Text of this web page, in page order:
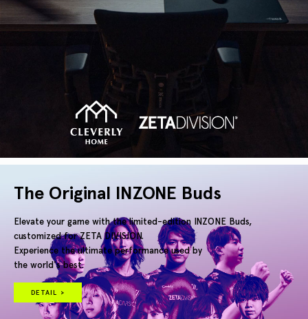
The Original INZONE Buds
Elevate your game with the limited-edition INZONE Buds,
customized for ZETA DIVISION.
Experience the ultimate performance used by
the world's best.
DETAIL >